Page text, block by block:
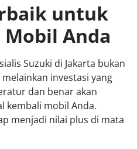
untuk
Mobil Anda
Suzuki di Jakarta bukan
investasi yang
dan benar akan
kembali mobil Anda.
menjadi nilai plus di mata